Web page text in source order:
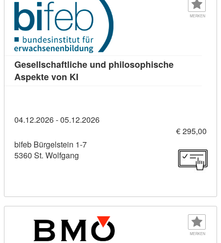
MERKEN
Gesellschaftliche und philosophische
Aspekte von KI
04.12.2026 - 05.12.2026
€ 295,00
bifeb Bürgelstein 1-7
5360 St. Wolfgang
MERKEN